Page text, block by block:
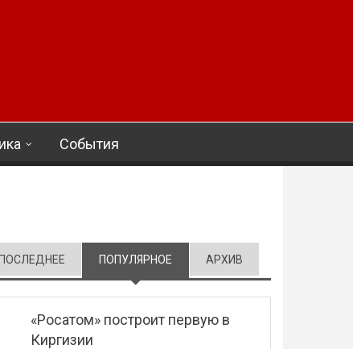
События
ПОСЛЕДНЕЕ ПОПУЛЯРНОЕ (АКТИВНАЯ ВКЛАДКА)
АРХИВ
«Росатом» построит первую в
Киргизии